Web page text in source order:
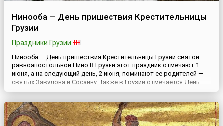
Нинооба — День пришествия Крестительницы
Грузии
Праздники Грузии
Нинооба — День пришествия Крестительницы Грузии святой
равноапостольной Нино.В Грузии этот праздник отмечают 1
июня, а на следующий день, 2 июня, поминают ее родителей —
святых Завулона и Сосанну. Также в Грузии отмечается День
блаженной кончины святой Нино — 27 января. Предание гласит,
Во сне ей явилась Пресвятая Богородица, вр...